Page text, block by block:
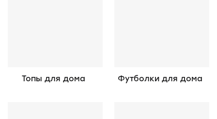
Топы для дома Футболки для дома